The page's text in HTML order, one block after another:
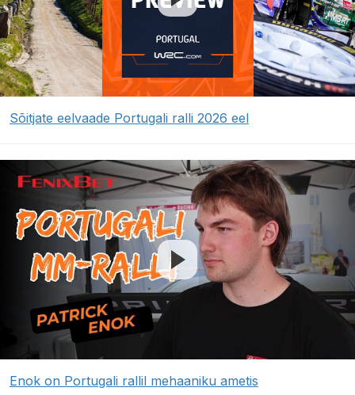
Sõitjate eelvaade Portugali ralli 2026 eel
Enok on Portugali rallil mehaaniku ametis